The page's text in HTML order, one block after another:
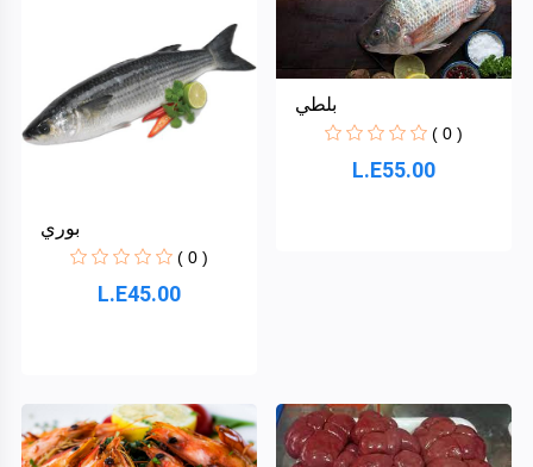
Wall
Crave
Axxelus
بقالة
بة بعد(
+
ومستحضرات
تجميل
واكسسوارات
بوري
( 0 )
L.E45.00
بلطي
( 0 )
L.E55.00